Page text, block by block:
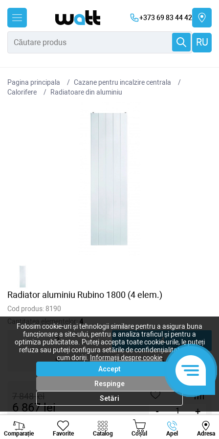
+373 69 83 44 42
RU
Pagina principala
Cazane pentru incalzire centrala
Сalorifere
Radiatoare din aluminiu
Radiator aluminiu Rubino 1800 (4 elem.)
Cod produs: 8190
Cantitatea elementelor: 4
3 4
5 6
7 848lei
6 867lei - +
Cumpără acum
Comparație Favorite Catalog Coșul Apel Adresa
Viber Whatsapp
Folosim cookie-uri și tehnologii similare pentru a asigura buna
funcționare a site-ului, pentru a analiza traficul și pentru a
optimiza publicitatea. Puteți accepta toate cookie-urile, le puteți
refuza sau puteți configura setările de confidențialitate după
cum doriți.
Informații despre cookie
Accept
Respinge
Setări